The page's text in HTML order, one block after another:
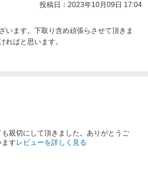
投稿日：2023年10月09日 17:04
います。下取り含め頑張らさせて頂きま
ればと思います。
も親切にして頂きました。ありがとうご
ますレビューを詳しく見る